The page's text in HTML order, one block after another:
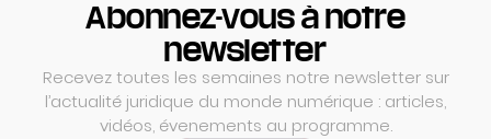
Abonnez-vous à notre
newsletter
Recevez toutes les semaines notre newsletter sur
l’actualité juridique du monde numérique : articles,
vidéos, évenements au programme.